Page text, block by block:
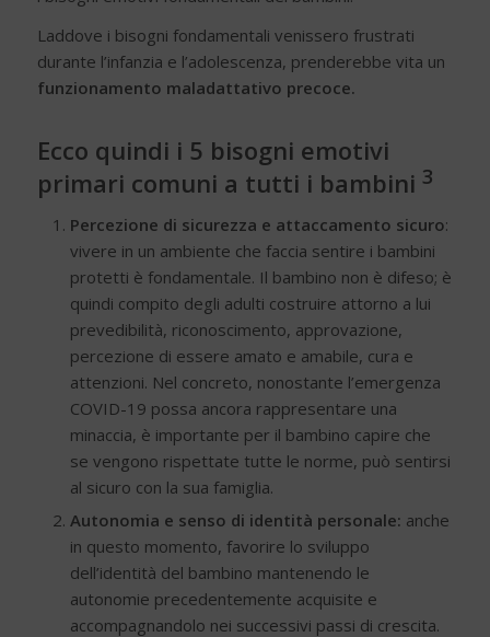
Laddove i bisogni fondamentali venissero frustrati
durante l’infanzia e l’adolescenza, prenderebbe vita un
funzionamento maladattativo precoce.
Ecco quindi i 5 bisogni emotivi
primari comuni a tutti i bambini 3
Percezione di sicurezza e attaccamento sicuro:
vivere in un ambiente che faccia sentire i bambini
protetti è fondamentale. Il bambino non è difeso; è
quindi compito degli adulti costruire attorno a lui
prevedibilità, riconoscimento, approvazione,
percezione di essere amato e amabile, cura e
attenzioni. Nel concreto, nonostante l’emergenza
COVID-19 possa ancora rappresentare una
minaccia, è importante per il bambino capire che
se vengono rispettate tutte le norme, può sentirsi
al sicuro con la sua famiglia.
Autonomia e senso di identità personale: anche
in questo momento, favorire lo sviluppo
dell’identità del bambino mantenendo le
autonomie precedentemente acquisite e
accompagnandolo nei successivi passi di crescita.